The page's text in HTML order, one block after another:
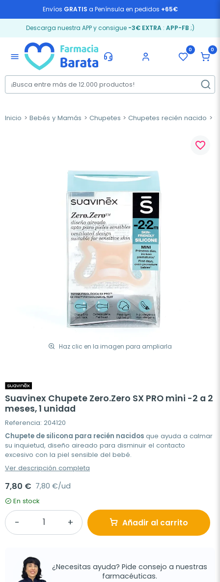
Envíos GRATIS a Península en pedidos +65€
Descarga nuestra APP y consigue -3€ EXTRA: APP-FB ;)
menu
0 0
Inicio Bebés y Mamás Chupetes Chupetes recién nacido
Haz clic en la imagen para ampliarla
favorite_border
Suavinex Chupete Zero.Zero SX PRO mini -2 a 2
meses, 1 unidad
Referencia: 204120
Chupete de silicona para recién nacidos que ayuda a calmar
su inquietud, diseño aireado para disminuir el contacto
excesivo con la piel sensible del bebé.
Ver descripción completa
7,80 € 7,80 €/ud
En stock
Añadir al carrito
¿Necesitas ayuda? Pide consejo a nuestras
farmacéuticas.